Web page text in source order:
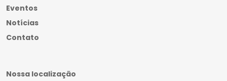
Eventos
Notícias
Contato
Nossa localização